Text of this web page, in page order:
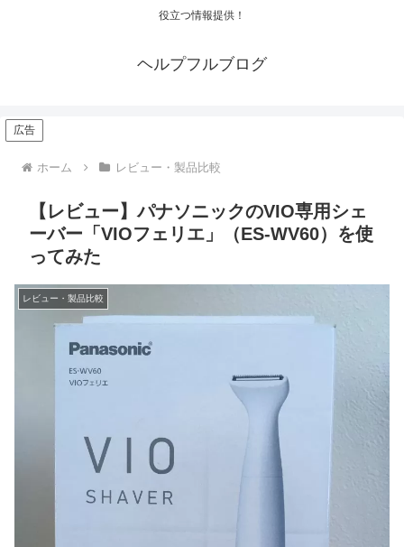
役立つ情報提供！
ヘルプフルブログ
広告
ホーム レビュー・製品比較
【レビュー】パナソニックのVIO専用シェ
ーバー「VIOフェリエ」（ES-WV60）を使
ってみた
レビュー・製品比較